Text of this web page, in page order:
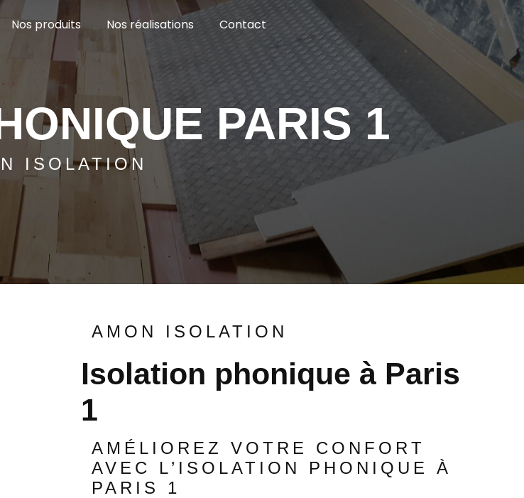
Nos produits Nos réalisations Contact
PARIS 1
ISOLATION
AMON ISOLATION
isolation phonique à Paris
1
AMÉLIOREZ VOTRE CONFORT
AVEC L’ISOLATION PHONIQUE À
PARIS 1